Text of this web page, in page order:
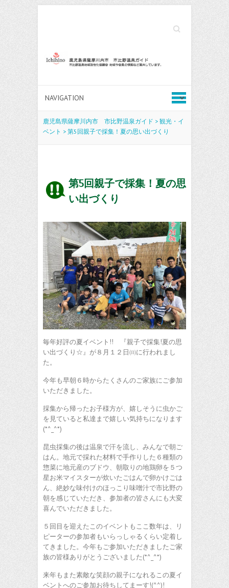
Search
鹿児島県薩摩川内市 市比野温泉ガイド > 観光・イ
ベント > 第5回親子で採集！夏の思い出づくり
第5回親子で採集！夏の思
い出づくり
毎年好評の夏イベント!! 『親子で採集!夏の思
い出づくり☆』が８月１２日㈰に行われまし
た。
今年も早朝６時からたくさんのご家族にご参加
いただきました。
採集から帰ったお子様方が、嬉しそうに虫かご
を見ていると私達まで嬉しい気持ちになります
(*^_^*)
昆虫採集の後は温泉で汗を流し、みんなで朝ご
はん。地元で採れた材料で手作りした６種類の
惣菜に地元産のブドウ、朝取りの地鶏卵を５つ
星お米マイスターが炊いたごはんで卵かけごは
ん、絶妙な味付けのほっこり味噌汁で市比野の
朝を感じていただき、参加者の皆さんにも大変
喜んでいただきました。
５回目を迎えたこのイベントもここ数年は、リ
ピーターの参加者もいらっしゃるくらい定着し
てきました。今年もご参加いただきましたご家
族の皆様ありがとうございました(*^_^*)
来年もまた素敵な笑顔の親子になれるこの夏イ
ベントへのご参加お待ちしてまーす!(^^)!